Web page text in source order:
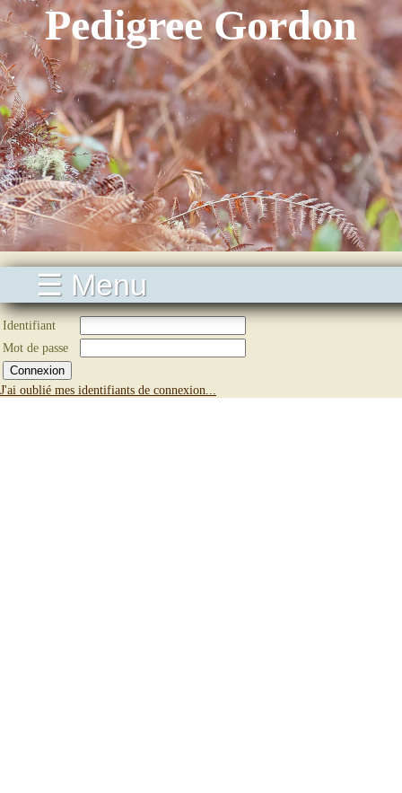
Pedigree Gordon
☰ Menu
Identifiant
Mot de passe
J'ai oublié mes identifiants de connexion...